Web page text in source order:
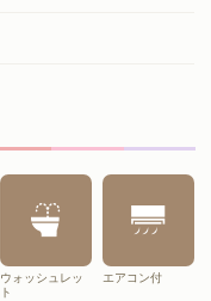
ウォッシュレッ
ト
エアコン付